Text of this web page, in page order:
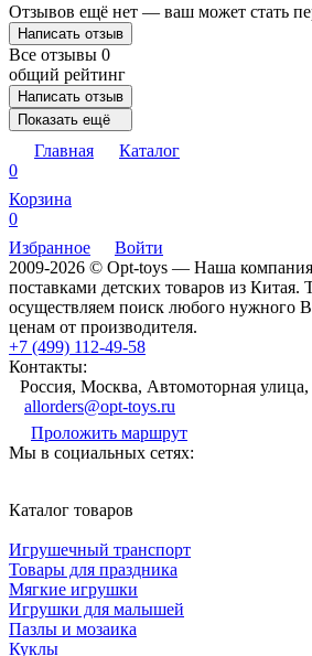
Отзывов ещё нет — ваш может стать
Написать отзыв
Все отзывы 0
общий рейтинг
Написать отзыв
Показать ещё
Главная
Каталог
0
Корзина
0
Избранное
Войти
2009-2026 © Opt-toys — Наша
поставками детских товаров из
осуществляем поиск любого нужного
ценам от производителя.
+7 (499) 112-49-58
Контакты:
Россия, Москва, Автомоторная улица,
allorders@opt-toys.ru
Проложить маршрут
Мы в социальных сетях:
Каталог товаров
Игрушечный транспорт
Товары для праздника
Мягкие игрушки
Игрушки для малышей
Пазлы и мозаика
Куклы